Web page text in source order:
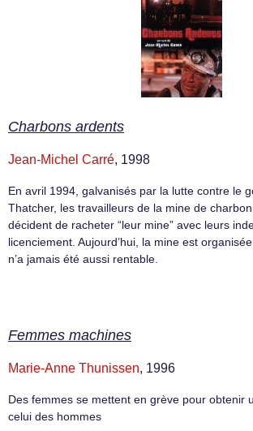
Charbons ardents
Jean-Michel Carré, 1998
En avril 1994, galvanisés par la lutte contre le
Thatcher, les travailleurs de la mine de
décident de racheter “leur mine” avec leurs
licenciement. Aujourd’hui, la mine est
n’a jamais été aussi rentable.
Femmes machines
Marie-Anne Thunissen, 1996
Des femmes se mettent en grève pour obtenir
celui des hommes